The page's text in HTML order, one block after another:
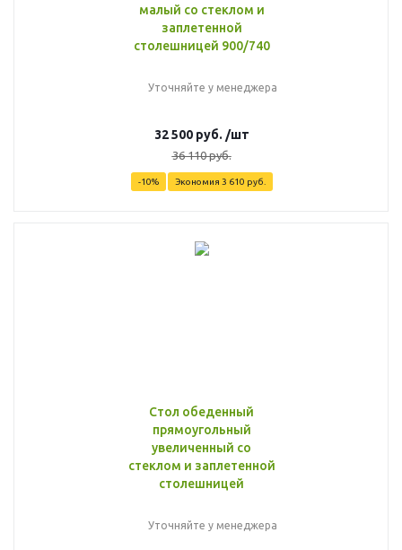
малый со стеклом и
заплетенной
столешницей 900/740
Уточняйте у менеджера
32 500руб. /шт
36 110руб.
-10% Экономия 3 610 руб.
Стол обеденный
прямоугольный
увеличенный со
стеклом и заплетенной
столешницей
Уточняйте у менеджера